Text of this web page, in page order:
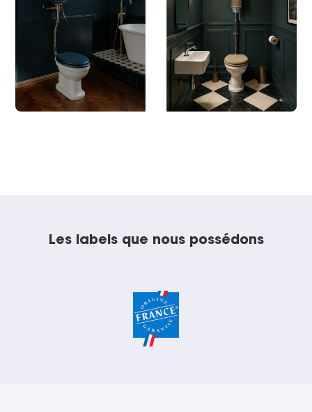
Les labels que nous possédons